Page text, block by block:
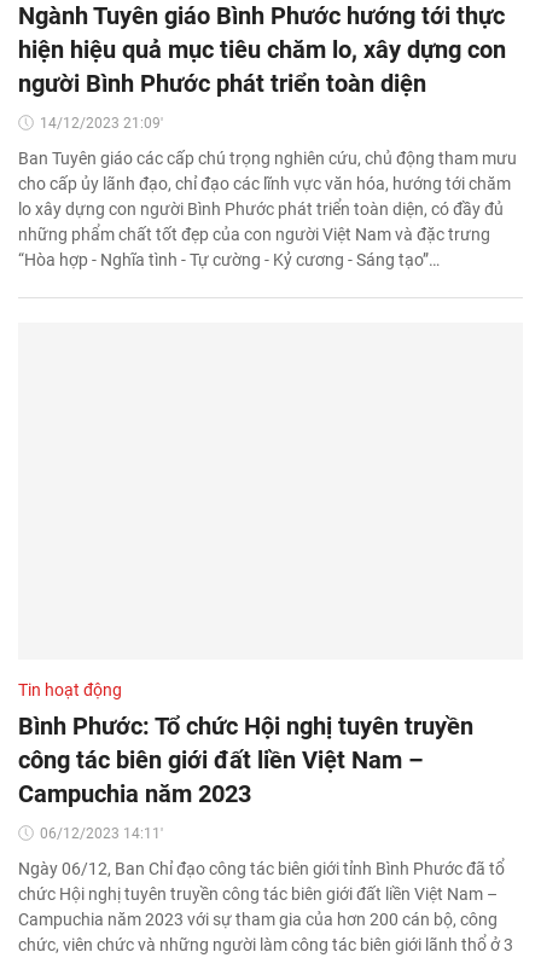
Ngành Tuyên giáo Bình Phước hướng tới thực
hiện hiệu quả mục tiêu chăm lo, xây dựng con
người Bình Phước phát triển toàn diện
14/12/2023 21:09'
Ban Tuyên giáo các cấp chú trọng nghiên cứu, chủ động tham mưu
cho cấp ủy lãnh đạo, chỉ đạo các lĩnh vực văn hóa, hướng tới chăm
lo xây dựng con người Bình Phước phát triển toàn diện, có đầy đủ
những phẩm chất tốt đẹp của con người Việt Nam và đặc trưng
“Hòa hợp - Nghĩa tình - Tự cường - Kỷ cương - Sáng tạo”…
Tin hoạt động
Bình Phước: Tổ chức Hội nghị tuyên truyền
công tác biên giới đất liền Việt Nam –
Campuchia năm 2023
06/12/2023 14:11'
Ngày 06/12, Ban Chỉ đạo công tác biên giới tỉnh Bình Phước đã tổ
chức Hội nghị tuyên truyền công tác biên giới đất liền Việt Nam –
Campuchia năm 2023 với sự tham gia của hơn 200 cán bộ, công
chức, viên chức và những người làm công tác biên giới lãnh thổ ở 3